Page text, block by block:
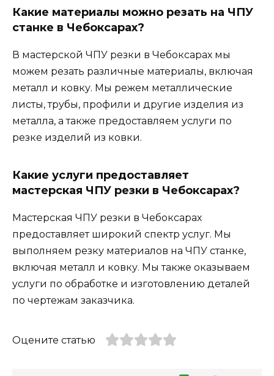
Какие материалы можно резать на ЧПУ
станке в Чебоксарах?
В мастерской ЧПУ резки в Чебоксарах мы
можем резать различные материалы, включая
металл и ковку. Мы режем металлические
листы, трубы, профили и другие изделия из
металла, а также предоставляем услуги по
резке изделий из ковки.
Какие услуги предоставляет
мастерская ЧПУ резки в Чебоксарах?
Мастерская ЧПУ резки в Чебоксарах
предоставляет широкий спектр услуг. Мы
выполняем резку материалов на ЧПУ станке,
включая металл и ковку. Мы также оказываем
услуги по обработке и изготовлению деталей
по чертежам заказчика.
Оцените статью